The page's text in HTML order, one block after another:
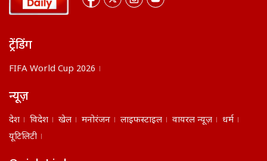
ट्रेंडिंग
FIFA World Cup 2026
न्यूज़
देश विदेश खेल मनोरंजन लाइफस्टाइल वायरल न्यूज़
धर्म
यूटिलिटी